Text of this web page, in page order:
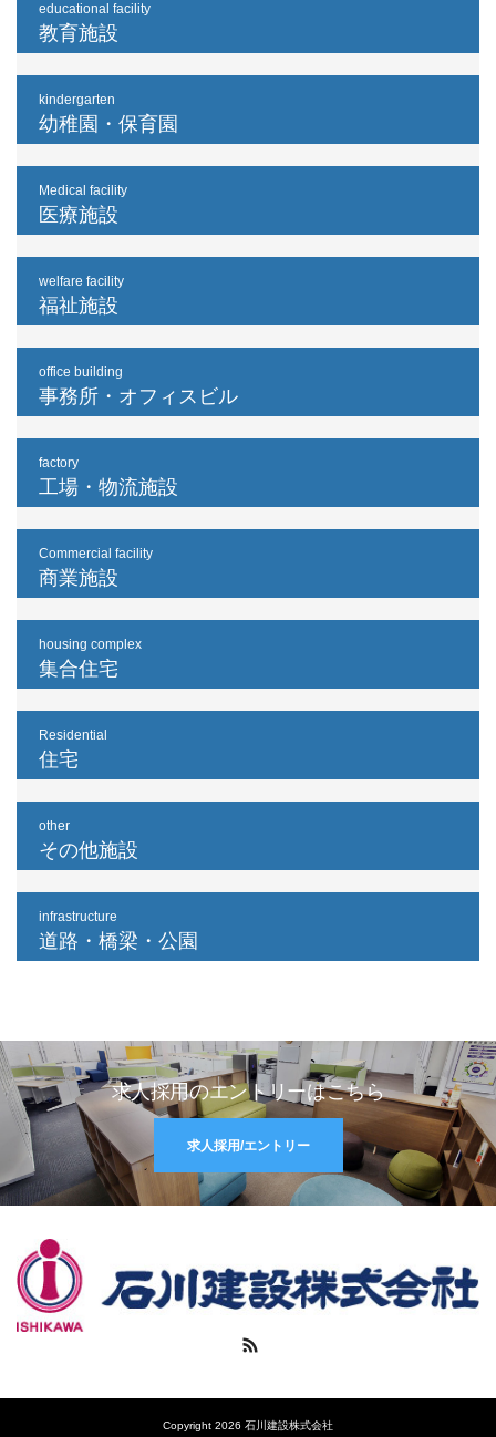
educational facility
教育施設
kindergarten
幼稚園・保育園
Medical facility
医療施設
welfare facility
福祉施設
office building
事務所・オフィスビル
factory
工場・物流施設
Commercial facility
商業施設
housing complex
集合住宅
Residential
住宅
other
その他施設
infrastructure
道路・橋梁・公園
求人採用のエントリーはこちら
求人採用/エントリー
Copyright 2026 石川建設株式会社